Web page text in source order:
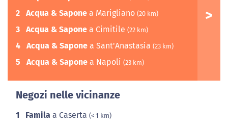
2 Acqua & Sapone a Marigliano (20 km)
3 Acqua & Sapone a Cimitile (22 km)
4 Acqua & Sapone a Sant'Anastasia (23 km)
5 Acqua & Sapone a Napoli (23 km)
Negozi nelle vicinanze
1 Famila a Caserta (< 1 km)